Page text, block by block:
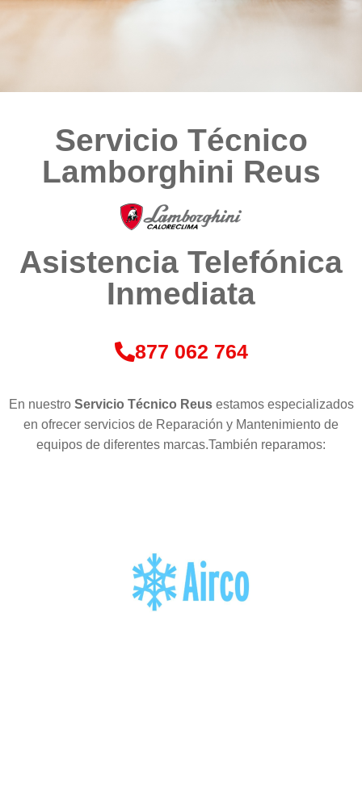
Servicio Técnico
Lamborghini Reus
Asistencia Telefónica
Inmediata
877 062 764
En nuestro Servicio Técnico Reusestamos especializados
en ofrecer servicios de Reparación y Mantenimiento de
equipos de diferentes marcas.También reparamos: